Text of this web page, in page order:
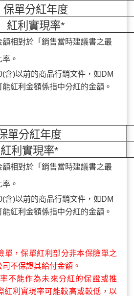
保單分紅年度
紅利實現率*
相對於「 銷售當時建議書之最
率。
含)以前的商品行銷文件，如DM
紅利金額係指中分紅的金額。
單分紅年度
紅利實現率*
相對於「 銷售當時建議書之最
率。
含)以前的商品行銷文件，如DM
紅利金額係指中分紅的金額。
單，保單紅利部分非本保險單之
不保證其給付金額。
不能作為未來分紅的保證或推
紅利實現率可能較高或較低，以